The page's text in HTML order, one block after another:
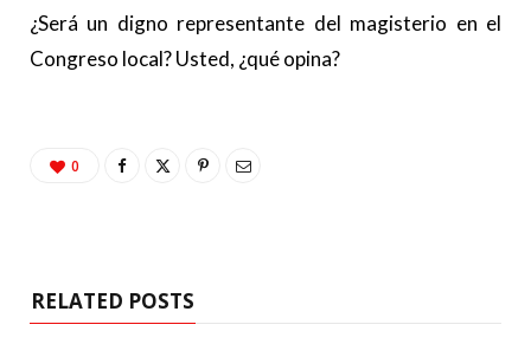
¿Será un digno representante del magisterio en el
Congreso local? Usted, ¿qué opina?
0
RELATED POSTS